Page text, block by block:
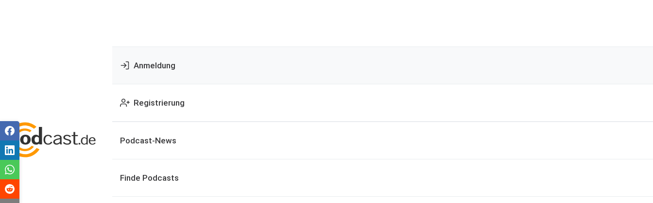
Anmeldung
Registrierung
Podcast-News
Finde Podcasts